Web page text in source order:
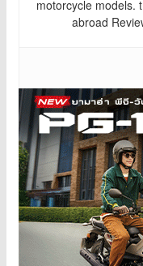
motorcycle models.
abroad